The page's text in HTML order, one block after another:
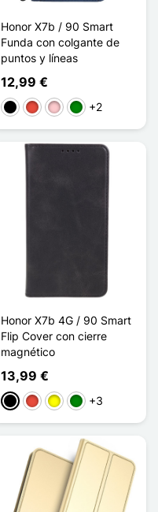
Honor X7b / 90 Smart
Funda con colgante de
puntos y líneas
12,99 €
NegroRojoRosaVerde
+2
Honor X7b 4G / 90 Smart
Flip Cover con cierre
magnético
13,99 €
NegroRojoAmarilloVerde
+3